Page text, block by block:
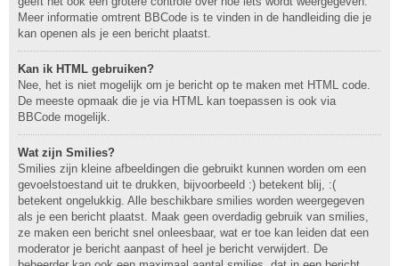
Meer informatie omtrent BBCode is te vinden in de handleiding die je
kan openen als je een bericht plaatst.
Kan ik HTML gebruiken?
Nee, het is niet mogelijk om je bericht op te maken met HTML code.
De meeste opmaak die je via HTML kan toepassen is ook via
BBCode mogelijk.
Wat zijn Smilies?
Smilies zijn kleine afbeeldingen die gebruikt kunnen worden om een
gevoelstoestand uit te drukken, bijvoorbeeld :) betekent blij, :(
betekent ongelukkig. Alle beschikbare smilies worden weergegeven
als je een bericht plaatst. Maak geen overdadig gebruik van smilies,
ze maken een bericht snel onleesbaar, wat er toe kan leiden dat een
moderator je bericht aanpast of heel je bericht verwijdert. De